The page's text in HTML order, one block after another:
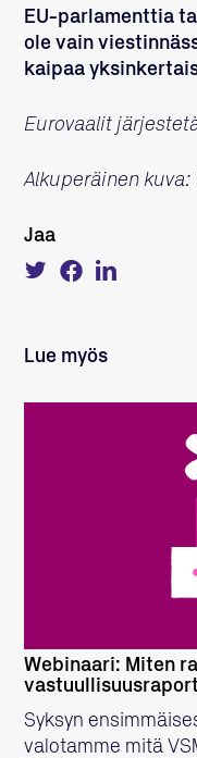
EU-parlamenttia
ole vain
kaipaa
Eurovaalit
Alkuperäinen kuva:
Jaa
Tweet
about
Share
on
Lue myös
Webinaari: Miten
Syksyn
valotamme mitä